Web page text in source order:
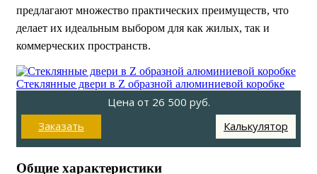
предлагают множество практических преимуществ, что
делает их идеальным выбором для как жилых, так и
коммерческих пространств.
Стеклянные двери в Z образной алюминиевой коробке
Цена от 26 500 руб.
Заказать
Калькулятор
Общие характеристики